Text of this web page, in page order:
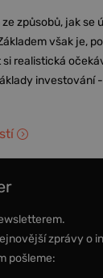
způsobů, jak se
však je,
realistická
investování
zprávy o
pošleme: